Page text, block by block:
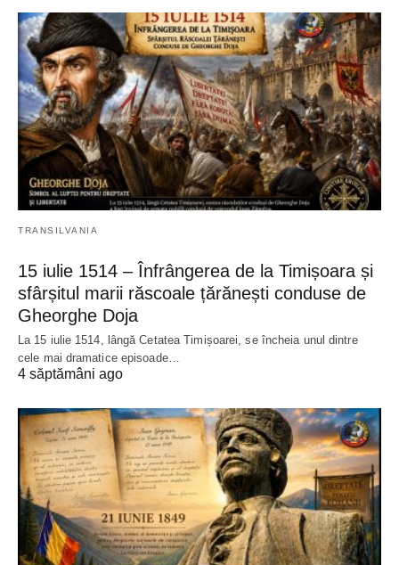
TRANSILVANIA
15 iulie 1514 – Înfrângerea de la Timișoara și
sfârșitul marii răscoale țărănești conduse de
Gheorghe Doja
La 15 iulie 1514, lângă Cetatea Timișoarei, se încheia unul dintre
cele mai dramatice episoade…
4 săptămâni ago